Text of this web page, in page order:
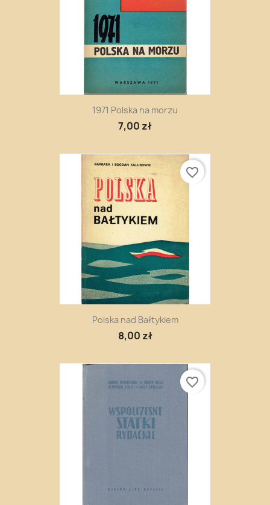
1971 Polska na morzu
7,00 zł
Polska nad Bałtykiem
8,00 zł
favorite_border
favorite_border